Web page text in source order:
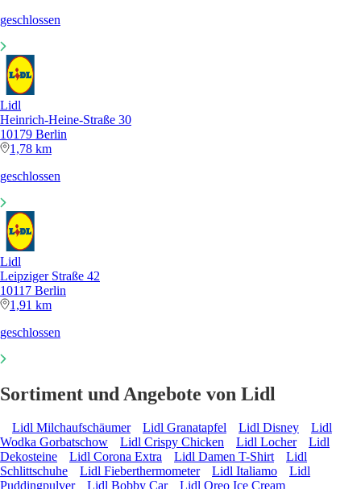
geschlossen
Lidl
Heinrich-Heine-Straße 30
10179 Berlin
1,78 km
geschlossen
Lidl
Leipziger Straße 42
10117 Berlin
1,91 km
geschlossen
Sortiment und Angebote von Lidl
Lidl Milchaufschäumer Lidl Granatapfel Lidl Disney
Lidl
Wodka Gorbatschow
Lidl Crispy Chicken Lidl Locher
Lidl
Dekosteine
Lidl Corona Extra Lidl Damen T-Shirt
Lidl
Schlittschuhe
Lidl Fieberthermometer Lidl Italiamo
Lidl
Puddingpulver
Lidl Bobby Car Lidl Oreo Ice Cream